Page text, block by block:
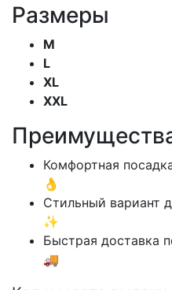
Размеры
M
L
XL
XXL
Комфортная
👌
Стильный вариант
✨
Быстрая доставка
🚚